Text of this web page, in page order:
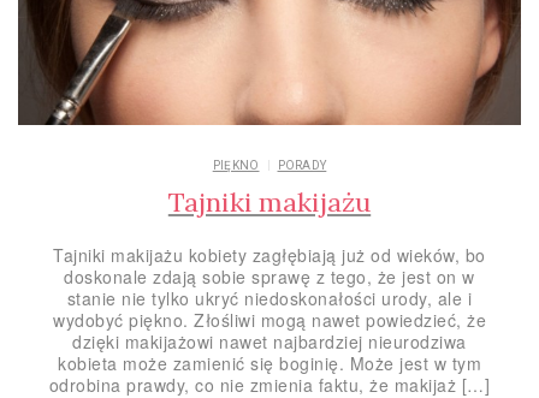
PIĘKNO PORADY
Tajniki makijażu
Tajniki makijażu kobiety zagłębiają już od wieków, bo
doskonale zdają sobie sprawę z tego, że jest on w
stanie nie tylko ukryć niedoskonałości urody, ale i
wydobyć piękno. Złośliwi mogą nawet powiedzieć, że
dzięki makijażowi nawet najbardziej nieurodziwa
kobieta może zamienić się boginię. Może jest w tym
odrobina prawdy, co nie zmienia faktu, że makijaż […]